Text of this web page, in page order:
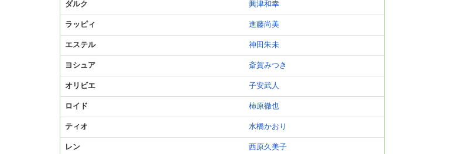
ダルク 興津和幸
ラッピィ 進藤尚美
エステル 神田朱未
ヨシュア 斎賀みつき
オリビエ 子安武人
ロイド 柿原徹也
ティオ 水橋かおり
レン 西原久美子